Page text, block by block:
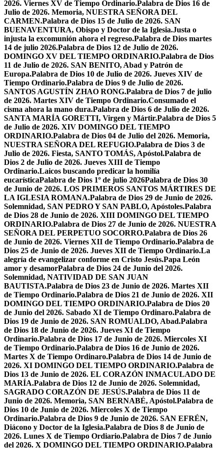
2026. Viernes XV de Tiempo Ordinario.Palabra de Dios 16 de
Julio de 2026. Memoria, NUESTRA SEÑORA DEL
CARMEN.Palabra de Dios 15 de Julio de 2026. SAN
BUENAVENTURA, Obispo y Doctor de la Iglesia.Justa o
injusta la excomunión ahora el regreso.Palabra de Dios martes
14 de julio 2026.Palabra de Dios 12 de Julio de 2026.
DOMINGO XV DEL TIEMPO ORDINARIO.Palabra de Dios
11 de Julio de 2026. SAN BENITO, Abad y Patrón de
Europa.Palabra de Dios 10 de Julio de 2026. Jueves XIV de
Tiempo Ordinario.Palabra de Dios 9 de Julio de 2026.
SANTOS AGUSTÍN ZHAO RONG.Palabra de Dios 7 de julio
de 2026. Martes XIV de Tiempo Ordinario.Consumado el
cisma ahora la mano dura.Palabra de Dios 6 de Julio de 2026.
SANTA MARÍA GORETTI, Virgen y Mártir.Palabra de Dios 5
de Julio de 2026. XIV DOMINGO DEL TIEMPO
ORDINARIO.Palabra de Dios 04 de Julio del 2026. Memoria,
NUESTRA SEÑORA DEL REFUGIO.Palabra de Dios 3 de
Julio de 2026. Fiesta, SANTO TOMÁS, Apóstol.Palabra de
Dios 2 de Julio de 2026. Jueves XIII de Tiempo
Ordinario.Laicos buscando predicar la homilía
eucarísticaPalabra de Dios 1º de julio 2026Palabra de Dios 30
de Junio de 2026. LOS PRIMEROS SANTOS MÁRTIRES DE
LA IGLESIA ROMANA.Palabra de Dios 29 de Junio de 2026.
Solemnidad, SAN PEDRO Y SAN PABLO, Apóstoles.Palabra
de Dios 28 de Junio de 2026. XIII DOMINGO DEL TIEMPO
ORDINARIO.Palabra de Dios 27 de Junio de 2026. NUESTRA
SEÑORA DEL PERPETUO SOCORRO.Palabra de Dios 26
de Junio de 2026. Viernes XII de Tiempo Ordinario.Palabra de
Dios 25 de Junio de 2026. Jueves XII de Tiempo Ordinario.La
alegría de evangelizar conforme en Cristo Jesús.Papa León
amor y desamorPalabra de Dios 24 de Junio del 2026.
Solemnidad, NATIVIDAD DE SAN JUAN
BAUTISTA.Palabra de Dios 23 de Junio de 2026. Martes XII
de Tiempo Ordinario.Palabra de Dios 21 de Junio de 2026. XII
DOMINGO DEL TIEMPO ORDINARIO.Palabra de Dios 20
de Junio del 2026. Sabado XI de Tiempo Ordinaro.Palabra de
Dios 19 de Junio de 2026. SAN ROMUALDO, Abad.Palabra
de Dios 18 de Junio de 2026. Jueves XI de Tiempo
Ordinario.Palabra de Dios 17 de Junio de 2026. Miercoles XI
de Tiempo Ordinario.Palabra de Dios 16 de Junio de 2026.
Martes X de Tiempo Ordinaro.Palabra de Dios 14 de Junio de
2026. XI DOMINGO DEL TIEMPO ORDINARIO.Palabra de
Dios 13 de Junio de 2026. EL CORAZÓN INMACULADO DE
MARÍA.Palabra de Dios 12 de Junio de 2026. Solemnidad,
SAGRADO CORAZÓN DE JESÚS.Palabra de Dios 11 de
Junio de 2026. Memoria, SAN BERNABÉ, Apóstol.Palabra de
Dios 10 de Junio de 2026. Miercoles X de Tiempo
Ordinario.Palabra de Dios 9 de Junio de 2026. SAN EFRÉN,
Diácono y Doctor de la Iglesia.Palabra de Dios 8 de Junio de
2026. Lunes X de Tiempo Ordiario.Palabra de Dios 7 de Junio
del 2026. X DOMINGO DEL TIEMPO ORDINARIO.Palabra